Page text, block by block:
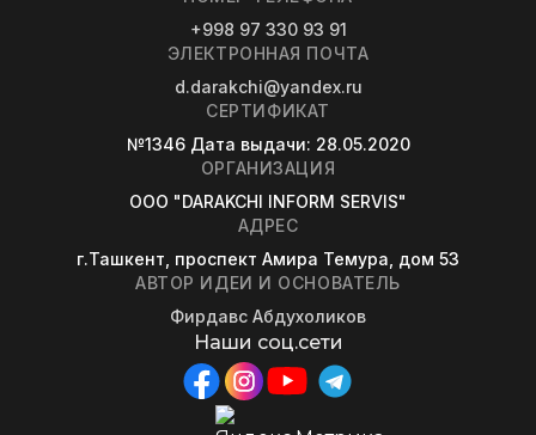
+998 97 330 93 91
ЭЛЕКТРОННАЯ ПОЧТА
d.darakchi@yandex.ru
СЕРТИФИКАТ
№1346 Дата выдачи: 28.05.2020
ОРГАНИЗАЦИЯ
OOO "DARAKCHI INFORM SERVIS"
АДРЕС
г.Ташкент, проспект Амира Темура, дом 53
АВТОР ИДЕИ И ОСНОВАТЕЛЬ
Фирдавс Абдухоликов
Наши соц.сети